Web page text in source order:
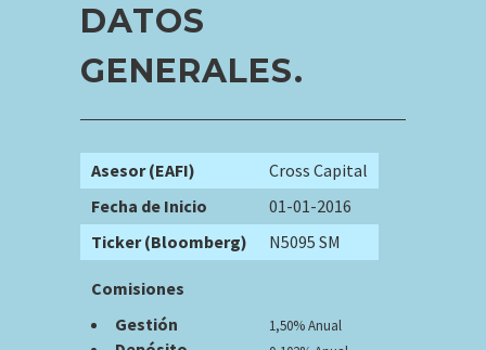
DATOS
GENERALES.
Asesor (EAFI)
Cross Capital
Fecha de Inicio
01-01-2016
Ticker (Bloomberg)
N5095 SM
Comisiones
Gestión
1,50% Anual